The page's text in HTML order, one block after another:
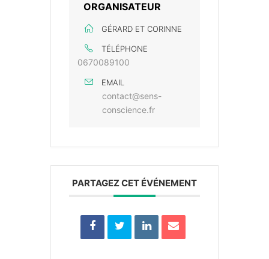
ORGANISATEUR
GÉRARD ET CORINNE
TÉLÉPHONE
0670089100
EMAIL
contact@sens-
conscience.fr
PARTAGEZ CET ÉVÉNEMENT